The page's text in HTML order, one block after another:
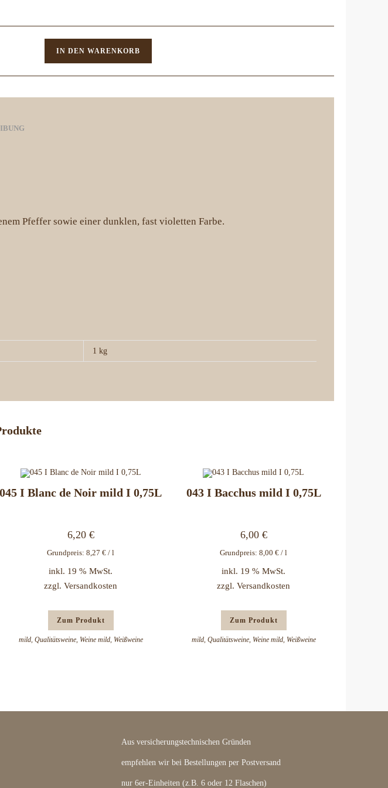
IN DEN WARENKORB
Pfeffer sowie einer dunklen, fast violetten Farbe.
1 kg
045 I Blanc de Noir mild I 0,75L
6,20 €
Grundpreis: 8,27 € / l
inkl. 19 % MwSt.
zzgl. Versandkosten
Zum Produkt
mild, Qualitätsweine, Weine mild, Weißweine
043 I Bacchus mild I 0,75L
6,00 €
Grundpreis: 8,00 € / l
inkl. 19 % MwSt.
zzgl. Versandkosten
Zum Produkt
mild, Qualitätsweine, Weine mild, Weißweine
Aus versicherungstechnischen Gründen
empfehlen wir bei Bestellungen per Postversand
nur 6er-Einheiten (z.B. 6 oder 12 Flaschen)